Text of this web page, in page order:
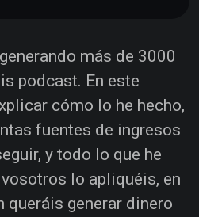
más de 3000
podcast. En este
cómo lo he hecho,
fuentes de ingresos
y todo lo que he
lo apliquéis, en
queráis generar dinero